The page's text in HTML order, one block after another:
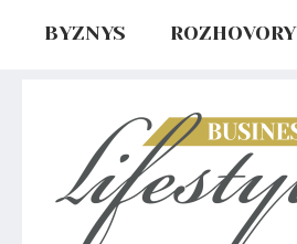
BYZNYS ROZHOVORY